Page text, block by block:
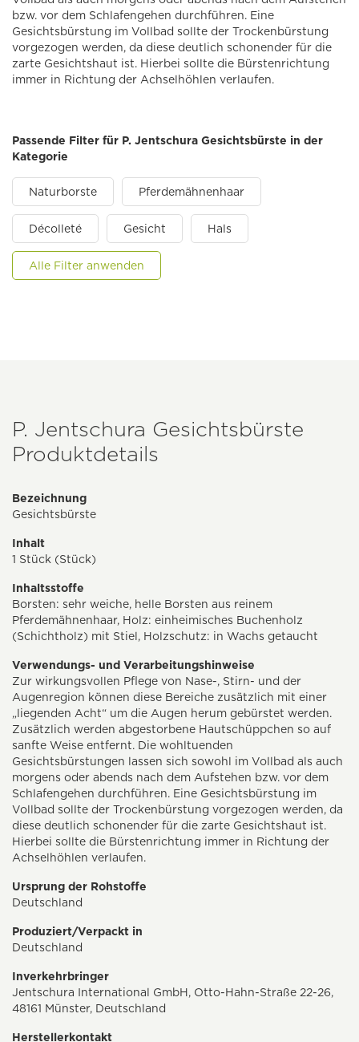
bzw. vor dem Schlafengehen durchführen. Eine
Gesichtsbürstung im Vollbad sollte der Trockenbürstung
vorgezogen werden, da diese deutlich schonender für die
zarte Gesichtshaut ist. Hierbei sollte die Bürstenrichtung
immer in Richtung der Achselhöhlen verlaufen.
Passende Filter für P. Jentschura Gesichtsbürste in der
Kategorie
Naturborste Pferdemähnenhaar
Décolleté Gesicht Hals
Alle Filter anwenden
P. Jentschura Gesichtsbürste
Produktdetails
Bezeichnung
Gesichtsbürste
Inhalt
1 Stück (Stück)
Inhaltsstoffe
Borsten: sehr weiche, helle Borsten aus reinem
Pferdemähnenhaar, Holz: einheimisches Buchenholz
(Schichtholz) mit Stiel, Holzschutz: in Wachs getaucht
Verwendungs- und Verarbeitungshinweise
Zur wirkungsvollen Pflege von Nase-, Stirn- und der
Augenregion können diese Bereiche zusätzlich mit einer
„liegenden Acht“ um die Augen herum gebürstet werden.
Zusätzlich werden abgestorbene Hautschüppchen so auf
sanfte Weise entfernt. Die wohltuenden
Gesichtsbürstungen lassen sich sowohl im Vollbad als auch
morgens oder abends nach dem Aufstehen bzw. vor dem
Schlafengehen durchführen. Eine Gesichtsbürstung im
Vollbad sollte der Trockenbürstung vorgezogen werden, da
diese deutlich schonender für die zarte Gesichtshaut ist.
Hierbei sollte die Bürstenrichtung immer in Richtung der
Achselhöhlen verlaufen.
Ursprung der Rohstoffe
Deutschland
Produziert/Verpackt in
Deutschland
Inverkehrbringer
Jentschura International GmbH, Otto-Hahn-Straße 22-26,
48161 Münster, Deutschland
Herstellerkontakt